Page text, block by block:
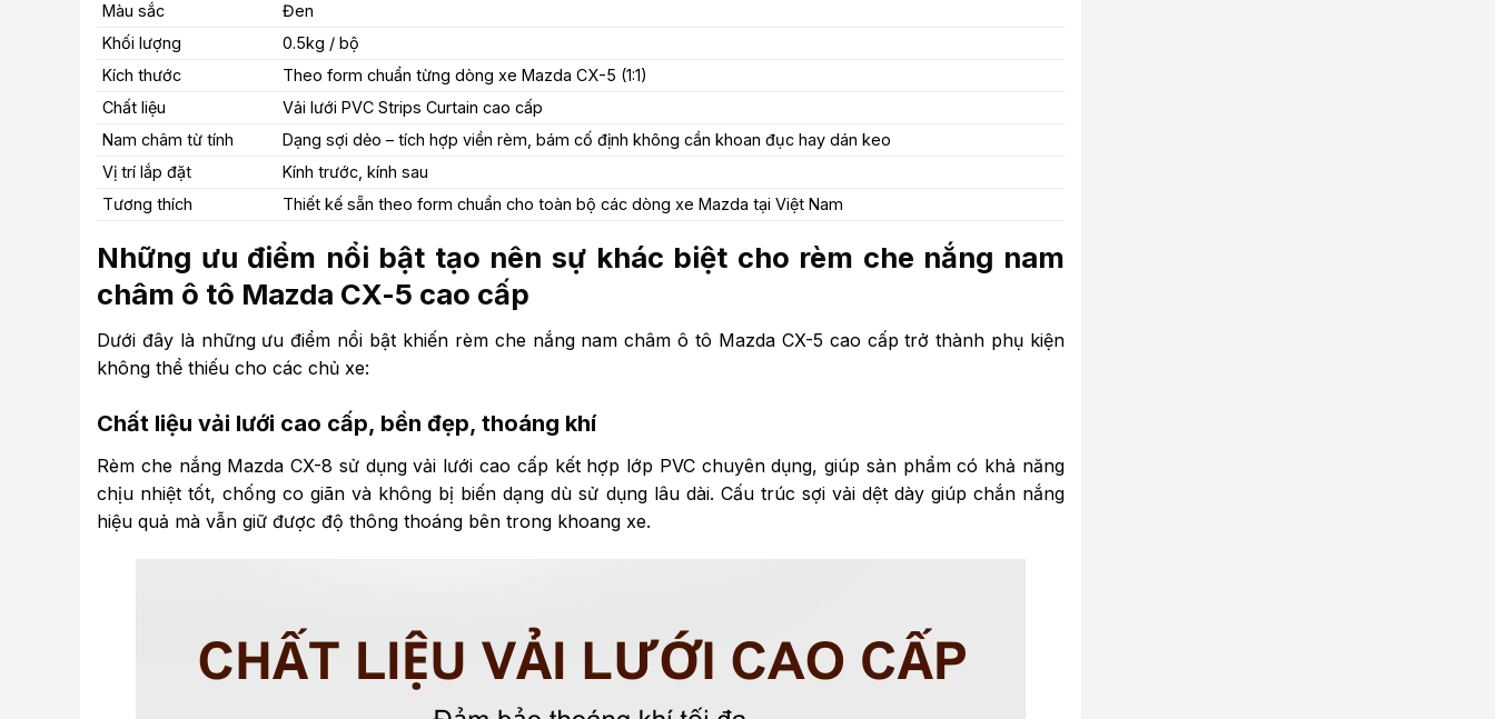
Màu sắc
Đen
Khối lượng
0.5kg / bộ
Kích thước
Theo form chuẩn từng dòng xe Mazda CX-5 (1:1)
Chất liệu
Vải lưới PVC Strips Curtain cao cấp
Nam châm từ tính
Dạng sợi dẻo – tích hợp viền rèm, bám cố định không cần khoan đục hay dán keo
Vị trí lắp đặt
Kính trước, kính sau
Tương thích
Thiết kế sẵn theo form chuẩn cho toàn bộ các dòng xe Mazda tại Việt Nam
Những ưu điểm nổi bật tạo nên sự khác biệt cho rèm che nắng nam
châm ô tô Mazda CX-5 cao cấp
Dưới đây là những ưu điểm nổi bật khiến rèm che nắng nam châm ô tô Mazda CX-5 cao cấp trở thành phụ kiện
không thể thiếu cho các chủ xe:
Chất liệu vải lưới cao cấp, bền đẹp, thoáng khí
Rèm che nắng Mazda CX-8 sử dụng vải lưới cao cấp kết hợp lớp PVC chuyên dụng, giúp sản phẩm có khả năng
chịu nhiệt tốt, chống co giãn và không bị biến dạng dù sử dụng lâu dài. Cấu trúc sợi vải dệt dày giúp chắn nắng
hiệu quả mà vẫn giữ được độ thông thoáng bên trong khoang xe.